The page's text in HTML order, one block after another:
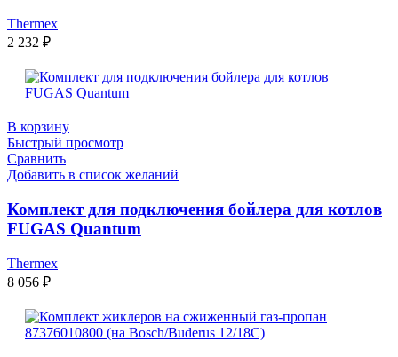
Thermex
2 232 ₽
В корзину
Быстрый просмотр
Сравнить
Добавить в список желаний
Комплект для подключения бойлера для котлов
FUGAS Quantum
Thermex
8 056 ₽